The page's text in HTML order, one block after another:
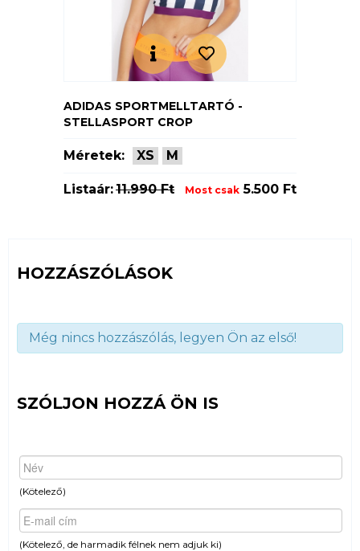
ADIDAS SPORTMELLTARTÓ -
STELLASPORT CROP
Méretek: XS M
Listaár:11.990 Ft Most csak 5.500 Ft
HOZZÁSZÓLÁSOK
Még nincs hozzászólás, legyen Ön az első!
SZÓLJON HOZZÁ ÖN IS
(Kötelező)
(Kötelező, de harmadik félnek nem adjuk ki)